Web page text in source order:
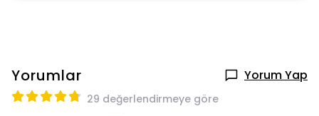
Yorumlar Yorum Yap
29 değerlendirmeye göre